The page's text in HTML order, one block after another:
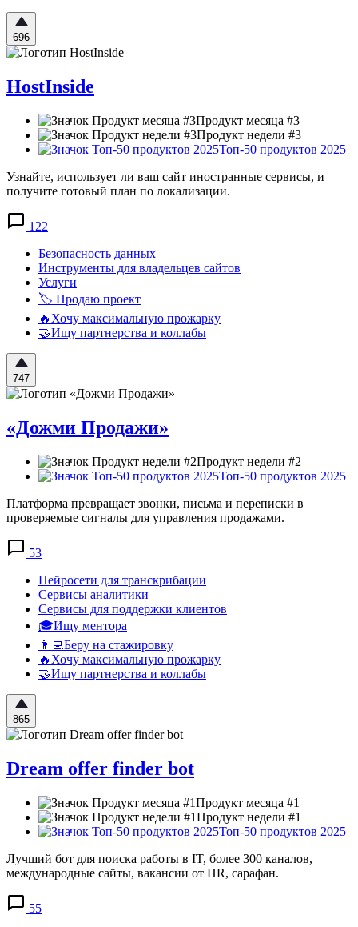
696
HostInside
Продукт месяца #3
Продукт недели #3
Топ-50 продуктов 2025
Узнайте, использует ли ваш сайт иностранные сервисы, и
получите готовый план по локализации.
122
Безопасность данных
Инструменты для владельцев сайтов
Услуги
🏷️ Продаю проект
🔥Хочу максимальную прожарку
🤝Ищу партнерства и коллабы
747
«Дожми Продажи»
Продукт недели #2
Топ-50 продуктов 2025
Платформа превращает звонки, письма и переписки в
проверяемые сигналы для управления продажами.
53
Нейросети для транскрибации
Сервисы аналитики
Сервисы для поддержки клиентов
🎓Ищу ментора
👨‍💻Беру на стажировку
🔥Хочу максимальную прожарку
🤝Ищу партнерства и коллабы
865
Dream offer finder bot
Продукт месяца #1
Продукт недели #1
Топ-50 продуктов 2025
Лучший бот для поиска работы в IT, более 300 каналов,
международные сайты, вакансии от HR, сарафан.
55